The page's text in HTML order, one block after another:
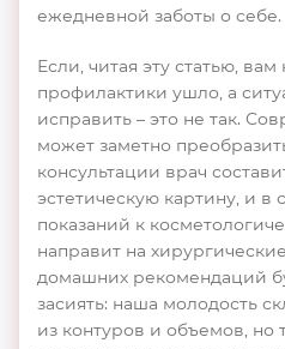
ежедневной заботы о себе.
Если, читая эту статью,
профилактики ушло, а
исправить – это не так.
может заметно
консультации врач
эстетическую картину, и в
показаний к
направит на
домашних рекомендаций
засиять: наша молодость
из контуров и объемов, но